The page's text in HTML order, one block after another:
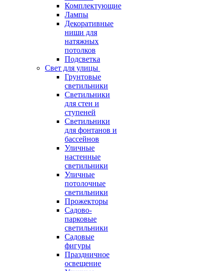
Комплектующие
Лампы
Декоративные
ниши для
натяжных
потолков
Подсветка
Свет для улицы
Грунтовые
светильники
Светильники
для стен и
ступеней
Светильники
для фонтанов и
бассейнов
Уличные
настенные
светильники
Уличные
потолочные
светильники
Прожекторы
Садово-
парковые
светильники
Садовые
фигуры
Праздничное
освещение